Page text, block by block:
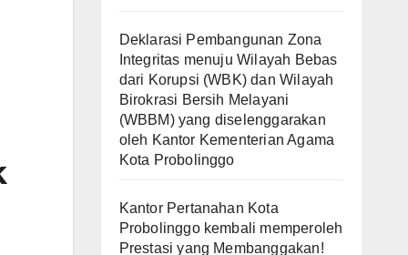
Deklarasi Pembangunan Zona
Integritas menuju Wilayah Bebas
dari Korupsi (WBK) dan Wilayah
Birokrasi Bersih Melayani
(WBBM) yang diselenggarakan
oleh Kantor Kementerian Agama
Kota Probolinggo
Kantor Pertanahan Kota
Probolinggo kembali memperoleh
Prestasi yang Membanggakan!